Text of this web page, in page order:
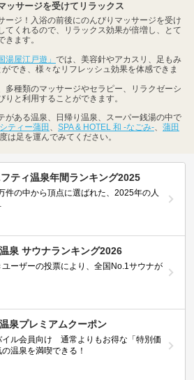
ッサージを受けてリラックス
ージ！入浴の前後にのんびりマッサージを受け
てくれるので、リラックス効果が倍増し、とて
きます。
湯屋江戸遊」 では、美容針やアカスリ、足もみ
でき、様々なリフレッシュ効果を体感できま
多種類のマッサージやセラピー、リラクゼーシ
りと利用することができます。
がある温泉、日帰り温泉、スーパー銭湯の中で
ティー蒲田 SPA & HOTEL 和 -なごみ-
蒲田
は足を運んでみてください。
ティ温泉年間ランキング2025
件の中から頂点に選ばれた、2025年の人
泉 サウナランキング2026
ユーザーの投票により、全国No.1サウナが
泉プレミアムクーポン
イル会員向け 通常よりもお得な「特別価
温泉を満喫できる！